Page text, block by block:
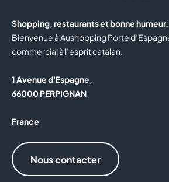
Shopping, restaurants et bonne
Bienvenue à Aushopping Porte
commercial à l’esprit catalan.
1 Avenue d'Espagne,
66000 PERPIGNAN
France
Nous contacter